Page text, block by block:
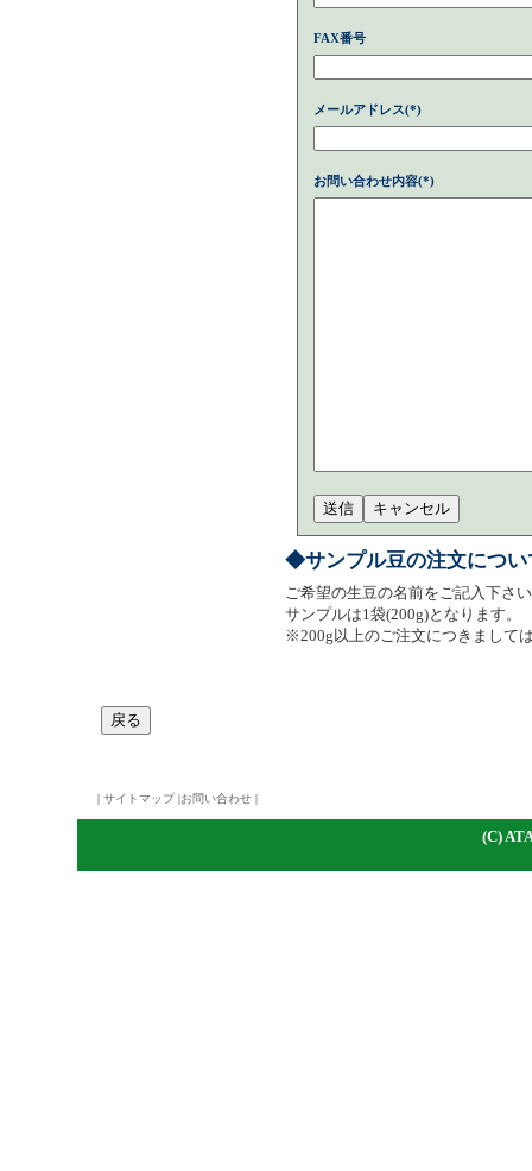
FAX番号
メールアドレス(*)
お問い合わせ内容(*)
◆サンプル豆の注文につい
ご希望の生豆の名前をご記入下さ
サンプルは1袋(200g)となります。
※200g以上のご注文につきまして
| サイトマップ|お問い合わせ |
(C) A